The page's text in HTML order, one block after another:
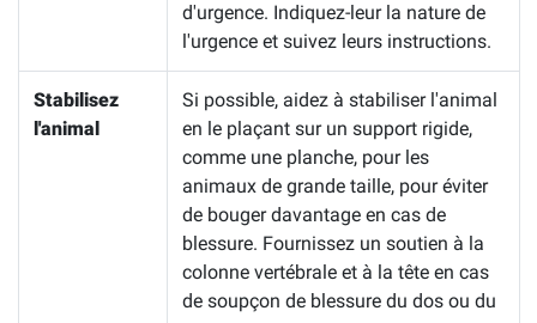
d'urgence. Indiquez-leur la nature de
l'urgence et suivez leurs instructions.
Stabilisez
l'animal
Si possible, aidez à stabiliser l'animal
en le plaçant sur un support rigide,
comme une planche, pour les
animaux de grande taille, pour éviter
de bouger davantage en cas de
blessure. Fournissez un soutien à la
colonne vertébrale et à la tête en cas
de soupçon de blessure du dos ou du